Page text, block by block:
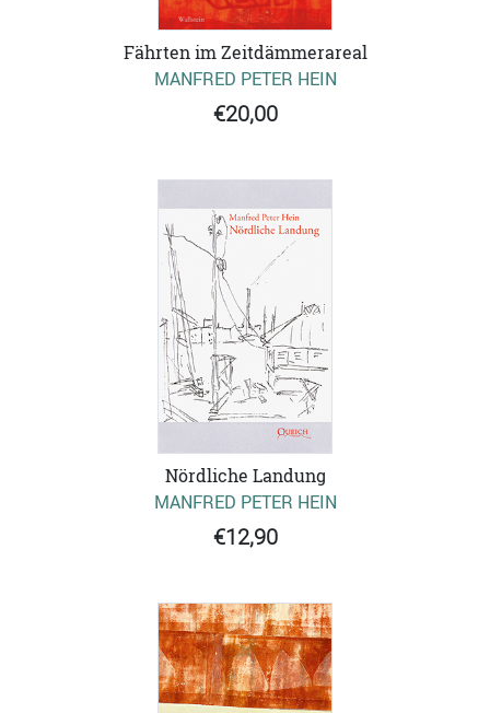
Fährten im Zeitdämmerareal
MANFRED PETER HEIN
€20,00
Nördliche Landung
MANFRED PETER HEIN
€12,90